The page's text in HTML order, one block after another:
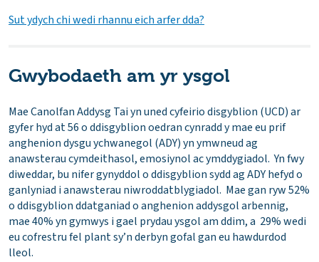
Sut ydych chi wedi rhannu eich arfer dda?
Gwybodaeth am yr ysgol
Mae Canolfan Addysg Tai yn uned cyfeirio disgyblion (UCD) ar
gyfer hyd at 56 o ddisgyblion oedran cynradd y mae eu prif
anghenion dysgu ychwanegol (ADY) yn ymwneud ag
anawsterau cymdeithasol, emosiynol ac ymddygiadol. Yn fwy
diweddar, bu nifer gynyddol o ddisgyblion sydd ag ADY hefyd o
ganlyniad i anawsterau niwroddatblygiadol. Mae gan ryw 52%
o ddisgyblion ddatganiad o anghenion addysgol arbennig,
mae 40% yn gymwys i gael prydau ysgol am ddim, a 29% wedi
eu cofrestru fel plant sy’n derbyn gofal gan eu hawdurdod
lleol.